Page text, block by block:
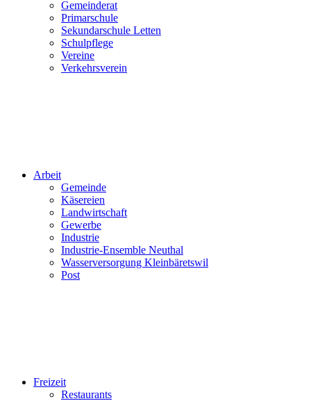
Gemeinderat
Primarschule
Sekundarschule Letten
Schulpflege
Vereine
Verkehrsverein
Arbeit
Gemeinde
Käsereien
Landwirtschaft
Gewerbe
Industrie
Industrie-Ensemble Neuthal
Wasserversorgung Kleinbäretswil
Post
Freizeit
Restaurants